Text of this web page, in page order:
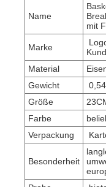
Name
mit
Marke
Material
Gewicht
Größe
Farbe
Verpackung
Besonderheit